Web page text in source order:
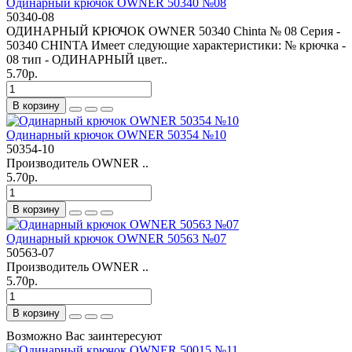
50340-08
ОДИНАРНЫЙ КРЮЧОК OWNER 50340 Chinta № 08 Серия -
50340 CHINTA Имеет следующие характеристики: № крючка -
08 тип - ОДИНАРНЫЙ цвет..
5.70р.
В корзину
Одинарный крючок OWNER 50354 №10
50354-10
Производитель OWNER ..
5.70р.
В корзину
Одинарный крючок OWNER 50563 №07
50563-07
Производитель OWNER ..
5.70р.
В корзину
Возможно Вас заинтересуют